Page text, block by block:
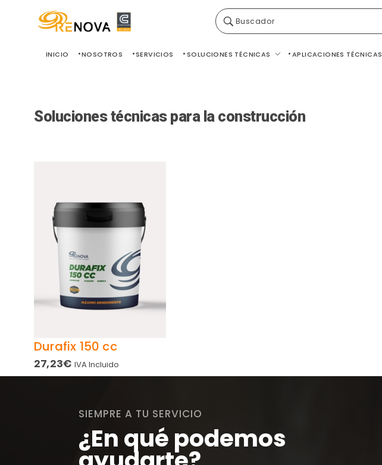
Buscador
INICIO NOSOTROS SERVICIOS SOLUCIONES TÉCNICAS APLICACIONES TÉCNICAS
Soluciones técnicas para la construcción
Durafix 150 cc
27,23€ IVA Incluido
SIEMPRE A TU SERVICIO
¿En qué podemos